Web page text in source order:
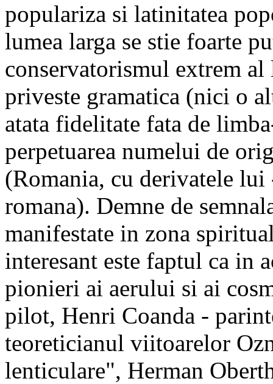
populariza si latinitatea
lumea larga se stie foarte
conservatorismul extrem
priveste gramatica (nici o
atata fidelitate fata de
perpetuarea numelui de
(Romania, cu derivatele
romana). Demne de
manifestate in zona
interesant este faptul ca in
pionieri ai aerului si ai
pilot, Henri Coanda -
teoreticianul viitoarelor
lenticulare", Herman